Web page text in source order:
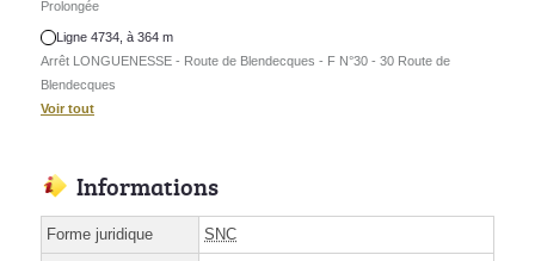
Prolongée
Ligne 4734, à 364 m
Arrêt LONGUENESSE - Route de Blendecques - F N°30 - 30 Route de
Blendecques
Voir tout
Informations
Forme juridique SNC